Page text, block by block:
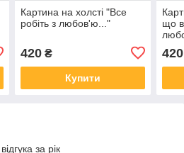
Картина на холсті "Все
робіть з любов'ю..."
420₴
Купити
що
420
за рік